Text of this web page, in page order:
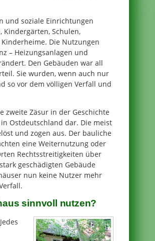
und soziale Einrichtungen
Kindergärten, Schulen,
Die Nutzungen
– Heizungsanlagen und
Den Gebäuden war all
Sie wurden, wenn auch nur
so vor dem völligen Verfall und
zweite Zäsur in der Geschichte
Ostdeutschland dar. Die meist
und zogen aus. Der bauliche
eine Weiternutzung oder
Rechtsstreitigkeiten über
geschädigten Gebäude
nun keine Nutzer mehr
sinnvoll nutzen?